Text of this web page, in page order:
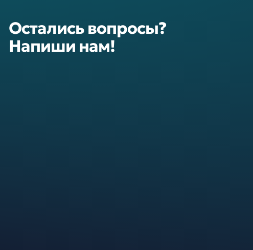
Остались вопросы?
Напиши нам!